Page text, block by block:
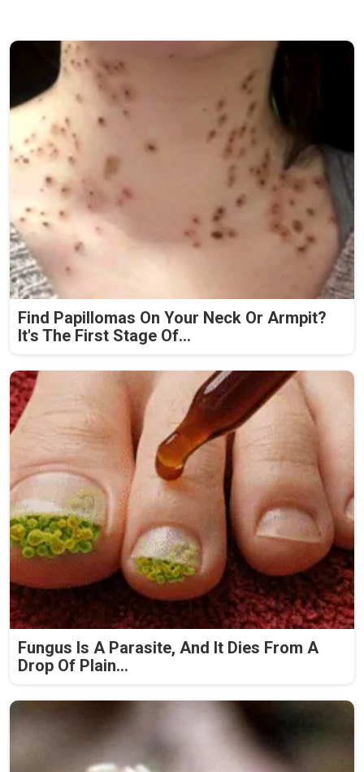
Find Papillomas On Your Neck Or Armpit?
It's The First Stage Of...
Fungus Is A Parasite, And It Dies From A
Drop Of Plain...